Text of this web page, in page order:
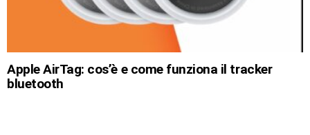
Apple AirTag: cos’è e come funziona il tracker
bluetooth